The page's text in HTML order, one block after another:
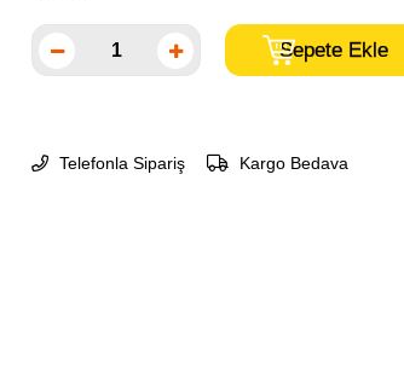
Telefonla Sipariş Kargo Bedava